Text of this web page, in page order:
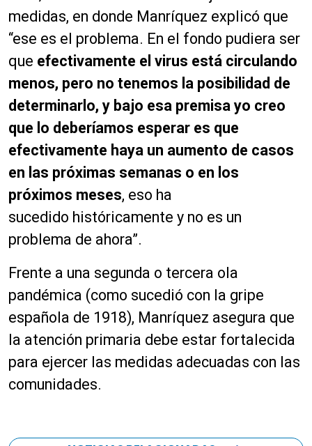
medidas, en donde Manríquez explicó que
“ese es el problema. En el fondo pudiera ser
que efectivamente el virus está circulando
menos, pero no tenemos la posibilidad de
determinarlo, y bajo esa premisa yo creo
que lo deberíamos esperar es que
efectivamente haya un aumento de casos
en las próximas semanas o en los
próximos meses, eso ha
sucedido históricamente y no es un
problema de ahora”.
Frente a una segunda o tercera ola
pandémica (como sucedió con la gripe
española de 1918), Manríquez asegura que
la atención primaria debe estar fortalecida
para ejercer las medidas adecuadas con las
comunidades.